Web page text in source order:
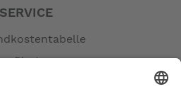
31,5 × 28,7 in)
SERVICE
Blog
Barrierefreiheit